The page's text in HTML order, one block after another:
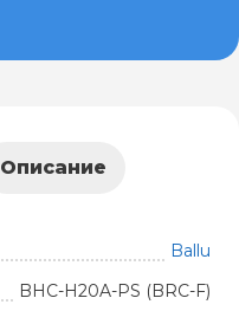
Описание
Ballu
BHC-H20A-PS (BRC-F)